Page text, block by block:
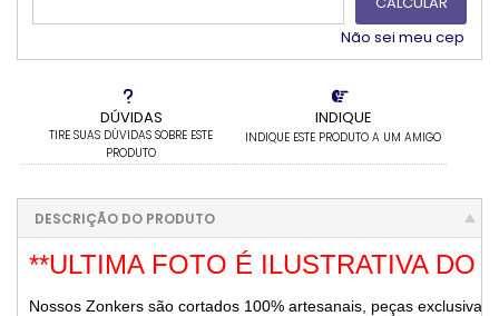
DÚVIDAS
TIRE SUAS DÚVIDAS SOBRE ESTE
PRODUTO
INDIQUE
INDIQUE ESTE PRODUTO A UM AMIGO
Não sei meu cep
DESCRIÇÃO DO PRODUTO
Nossos Zonkers são cortados 100% artesanais, peças